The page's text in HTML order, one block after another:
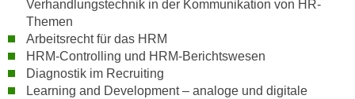
Verhandlungstechnik in der Kommunikation von HR-
Themen
Arbeitsrecht für das HRM
HRM-Controlling und HRM-Berichtswesen
Diagnostik im Recruiting
Learning and Development – analoge und digitale
i
e
S